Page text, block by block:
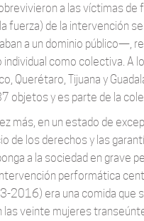
a las víctimas de
fuerza) de la intervención
a un dominio público—,
como colectiva. A
Querétaro, Tijuana y
y es parte de la
más, en un estado de
los derechos y las
a la sociedad en grave
performática
2016) era una comida que
veinte mujeres